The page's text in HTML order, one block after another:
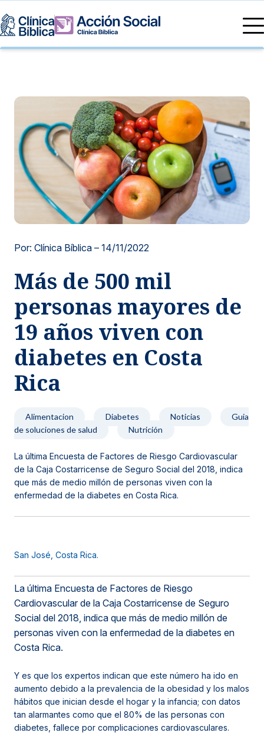
Nuestras especialidades
Centros de Excelencia
Servicios Generales
Servicios 24/7
Servicios Especializados
Otros Servicios
Información
Información para el Paciente
Sobre nosotros
Investigación, Innovación y Docencia
Sedes
Noticias y blog
Por: Clínica Bíblica – 14/11/2022
Más de 500 mil
personas mayores de
19 años viven con
diabetes en Costa
Rica
Alimentacion Diabetes Noticias
Guia
de soluciones de salud
Nutrición
La última Encuesta de Factores de Riesgo Cardiovascular
de la Caja Costarricense de Seguro Social del 2018, indica
que más de medio millón de personas viven con la
enfermedad de la diabetes en Costa Rica.
San José, Costa Rica.
La última Encuesta de Factores de Riesgo
Cardiovascular de la Caja Costarricense de Seguro
Social del 2018, indica que más de medio millón de
personas viven con la enfermedad de la diabetes en
Costa Rica.
Y es que los expertos indican que este número ha ido en
aumento debido a la prevalencia de la obesidad y los malos
hábitos que inician desde el hogar y la infancia; con datos
tan alarmantes como que el 80% de las personas con
diabetes, fallece por complicaciones cardiovasculares.